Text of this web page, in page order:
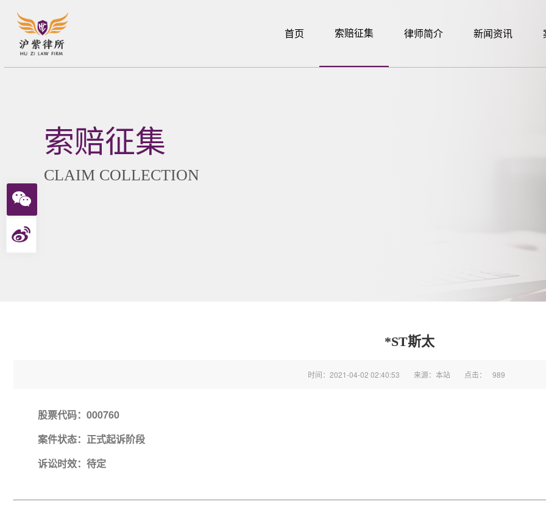
首页 索赔征集 律师简介 新闻资讯
索赔征集
CLAIM COLLECTION
*ST斯太
时间：2021-04-02 02:40:53 来源：本站 点击： 989
股票代码：000760
案件状态：正式起诉阶段
诉讼时效：待定